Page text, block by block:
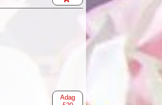
Adag